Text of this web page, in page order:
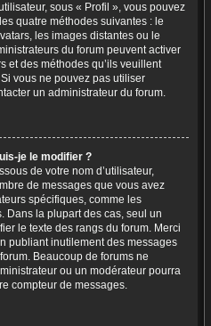
sous « Profil », vous pouvez
quatre méthodes suivantes : le
les images distantes ou le
du forum peuvent activer
et des méthodes qu’ils veuillent
vous ne pouvez pas utiliser
un administrateur du forum.
je le modifier ?
de votre nom d’utilisateur,
de messages que vous avez
spécifiques, comme les
Dans la plupart des cas, seul un
le texte des rangs du forum. Merci
publiant inutilement des messages
Beaucoup de forums ne
ou un modérateur pourra
compteur de messages.